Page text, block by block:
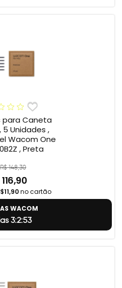
para Caneta
Unidades ,
Wacom One
, Preta
148,30
116,90
no cartão
WACOM
3:2:52